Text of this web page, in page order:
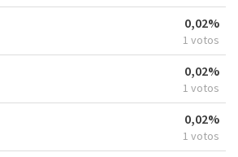
0,02%
1 votos
0,02%
1 votos
0,02%
1 votos